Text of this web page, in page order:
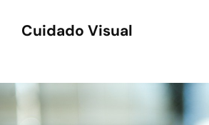
Cuidado Visual